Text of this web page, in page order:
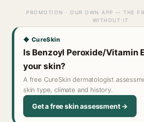
PROMOTION · OUR OWN APP — THE
WITHOUT IT
◆ CureSkin
Is Benzoyl Peroxide/Vitamin
your skin?
A free CureSkin dermatologist
skin type, climate and history.
Get a free skin assessment →